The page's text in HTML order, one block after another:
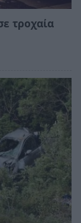
τροχαία